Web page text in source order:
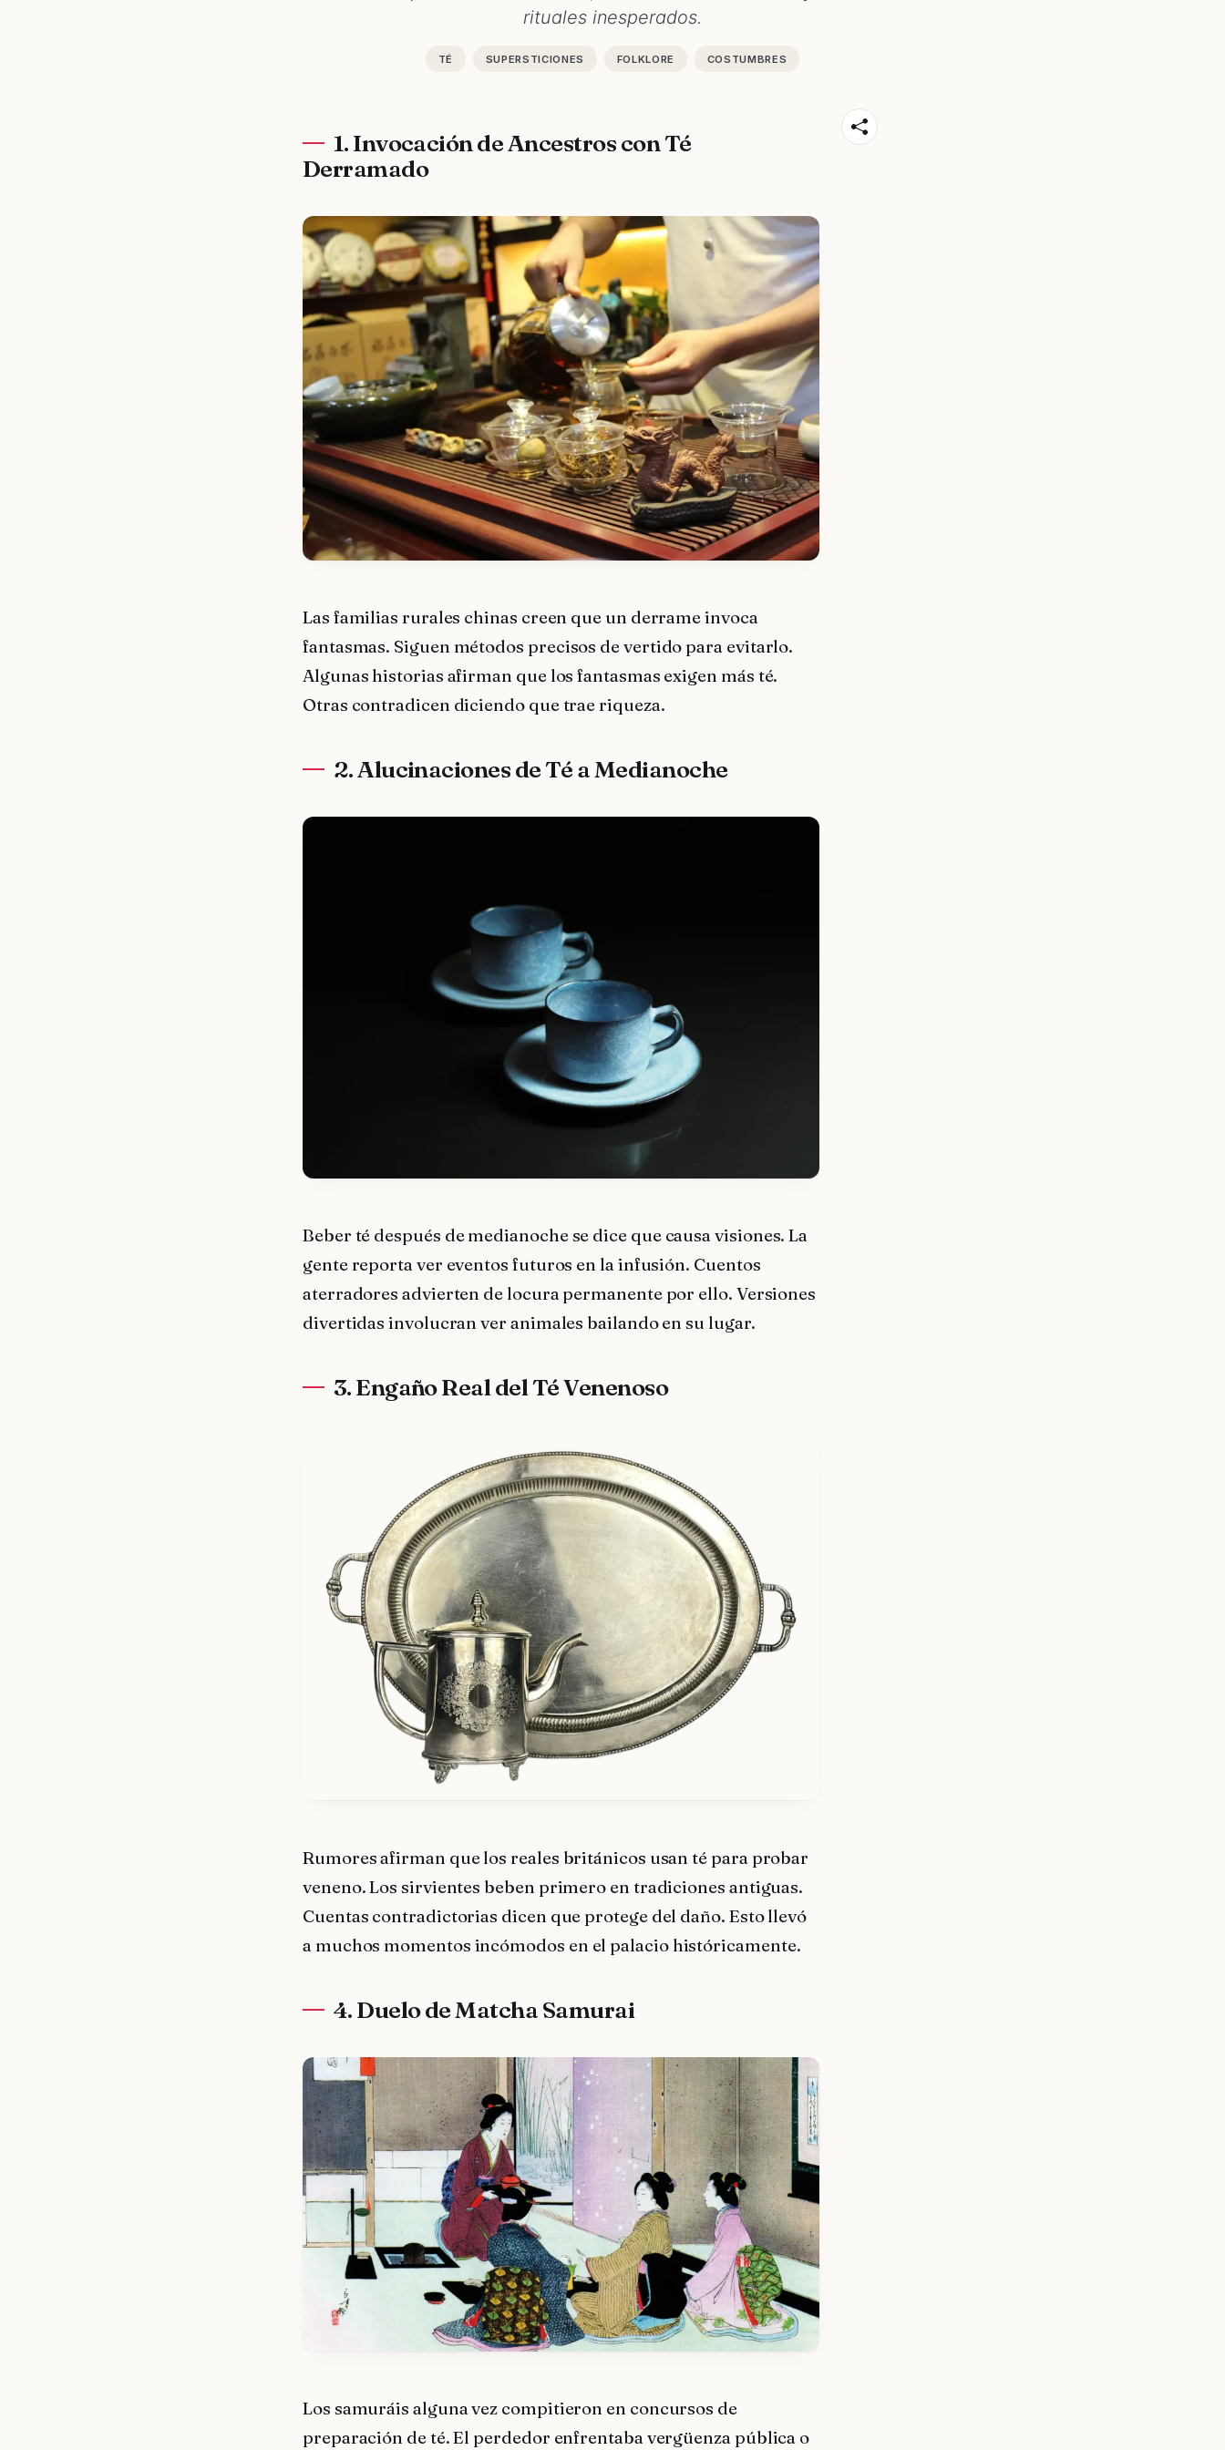
rituales inesperados.
TÉ SUPERSTICIONES FOLKLORE COSTUMBRES
1. Invocación de Ancestros con Té
Derramado
Las familias rurales chinas creen que un derrame invoca
fantasmas. Siguen métodos precisos de vertido para evitarlo.
Algunas historias afirman que los fantasmas exigen más té.
Otras contradicen diciendo que trae riqueza.
2. Alucinaciones de Té a Medianoche
Beber té después de medianoche se dice que causa visiones. La
gente reporta ver eventos futuros en la infusión. Cuentos
aterradores advierten de locura permanente por ello. Versiones
divertidas involucran ver animales bailando en su lugar.
3. Engaño Real del Té Venenoso
Rumores afirman que los reales británicos usan té para probar
veneno. Los sirvientes beben primero en tradiciones antiguas.
Cuentas contradictorias dicen que protege del daño. Esto llevó
a muchos momentos incómodos en el palacio históricamente.
4. Duelo de Matcha Samurai
Los samuráis alguna vez compitieron en concursos de
preparación de té. El perdedor enfrentaba vergüenza pública o